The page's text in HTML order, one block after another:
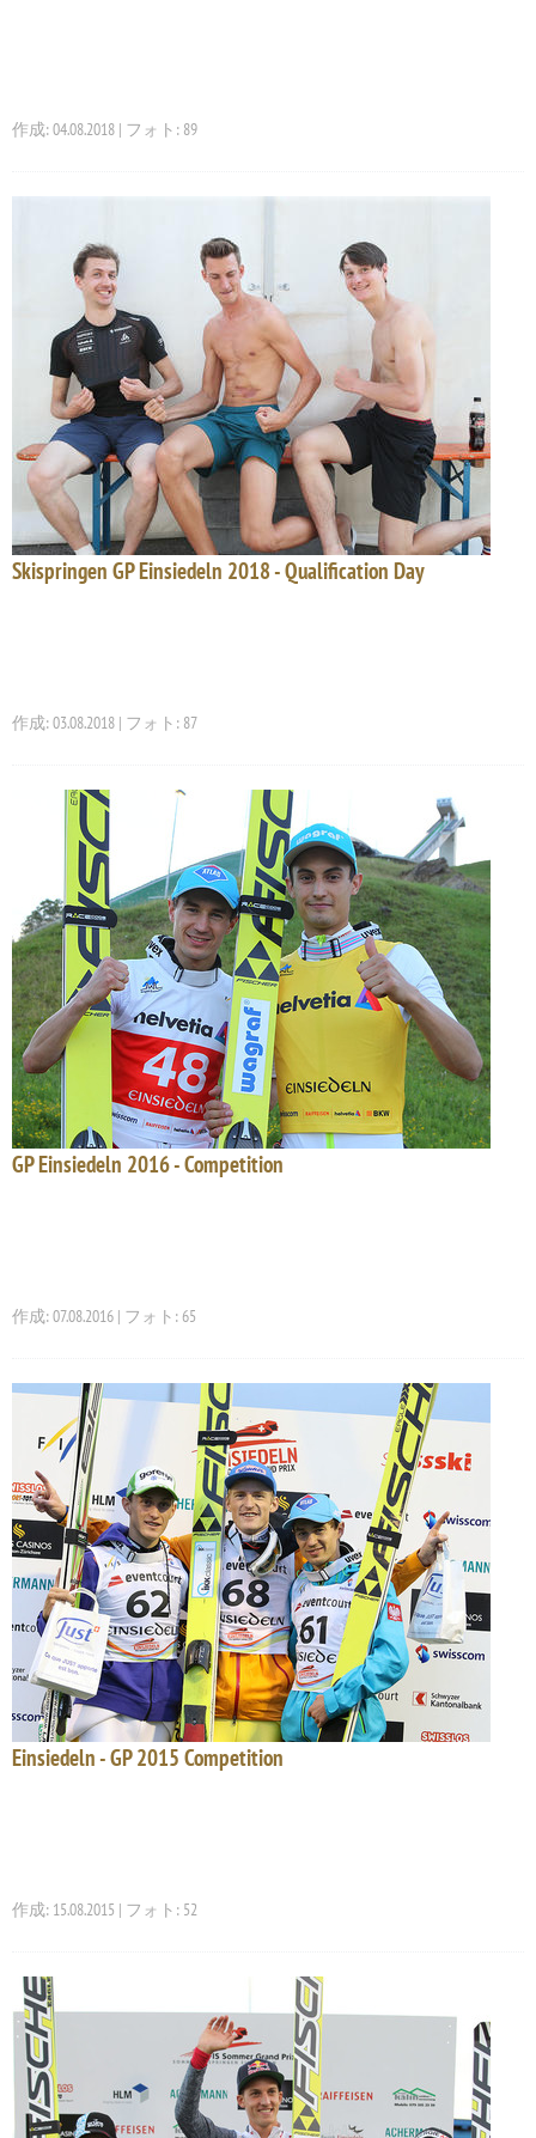
作成: 04.08.2018 | フォト: 89
Skispringen GP Einsiedeln 2018 - Qualification Day
作成: 03.08.2018 | フォト: 87
GP Einsiedeln 2016 - Competition
作成: 07.08.2016 | フォト: 65
Einsiedeln - GP 2015 Competition
作成: 15.08.2015 | フォト: 52